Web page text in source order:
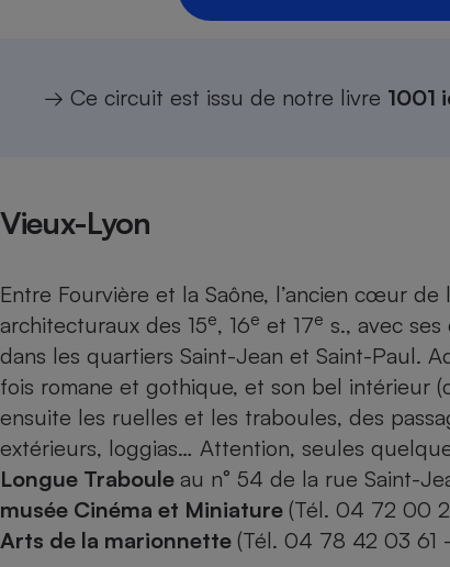
→ Ce circuit est issu de notre livre 1001
Vieux-Lyon
Entre Fourvière et la Saône, l’ancien cœur
architecturaux des 15e, 16e et 17e s., avec
dans les quartiers Saint-Jean et Saint-Paul.
fois romane et gothique, et son bel intérieur
ensuite les ruelles et les traboules, des
extérieurs, loggias… Attention, seules
Longue Traboule au n° 54 de la rue Saint-
musée Cinéma et Miniature (Tél. 04 72 00
Arts de la marionnette (Tél. 04 78 42 03 61
Plaque de
induction
Téléviseur
Téléphone
Antivirus
Matelas
Climatiseur -
Ventilateur